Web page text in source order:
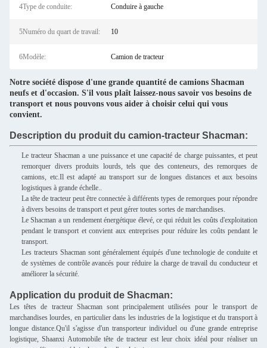
4Type de conduite: Conduire à gauche
5Numéro du quart de travail: 10
6Modèle: Camion de tracteur
Notre société dispose d'une grande quantité de camions Shacman
neufs et d'occasion. S'il vous plaît laissez-nous savoir vos besoins de
transport et nous pouvons vous aider à choisir celui qui vous
convient.
Description du produit du camion-tracteur Shacman:
Le tracteur Shacman a une puissance et une capacité de charge puissantes, et peut
remorquer divers produits lourds, tels que des conteneurs, des remorques de
camions, etc.Il est adapté au transport sur de longues distances et aux besoins
logistiques à grande échelle..
La tête de tracteur peut être connectée à différents types de remorques pour répondre
à divers besoins de transport et peut gérer toutes sortes de marchandises.
Le Shacman a un rendement énergétique élevé, ce qui réduit les coûts d'exploitation
pendant le transport et convient aux entreprises pour réduire les coûts pendant le
transport.
Les tracteurs Shacman sont généralement équipés d'une technologie de conduite et
de systèmes de contrôle avancés pour réduire la charge de travail du conducteur et
améliorer la sécurité.
Application du produit de Shacman:
Les têtes de tracteur Shacman sont principalement utilisées pour le transport de
marchandises lourdes, en particulier dans les industries de la logistique et du transport à
longue distance.Qu'il s'agisse d'un transporteur individuel ou d'une grande entreprise
logistique, Shaanxi Automobile tête de tracteur est leur choix idéal pour réaliser un